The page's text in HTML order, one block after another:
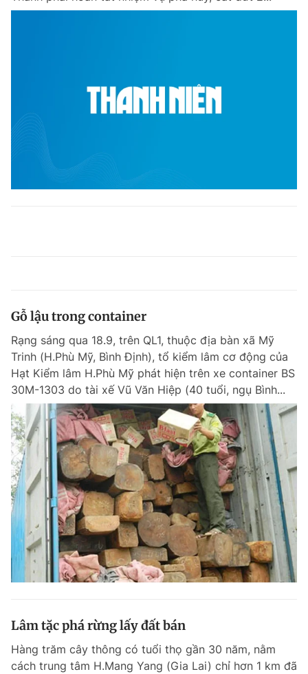
Gỗ lậu trong container
Rạng sáng qua 18.9, trên QL1, thuộc địa bàn xã Mỹ
Trinh (H.Phù Mỹ, Bình Định), tổ kiểm lâm cơ động của
Hạt Kiểm lâm H.Phù Mỹ phát hiện trên xe container BS
30M-1303 do tài xế Vũ Văn Hiệp (40 tuổi, ngụ Bình...
Lâm tặc phá rừng lấy đất bán
Hàng trăm cây thông có tuổi thọ gần 30 năm, nằm
cách trung tâm H.Mang Yang (Gia Lai) chỉ hơn 1 km đã